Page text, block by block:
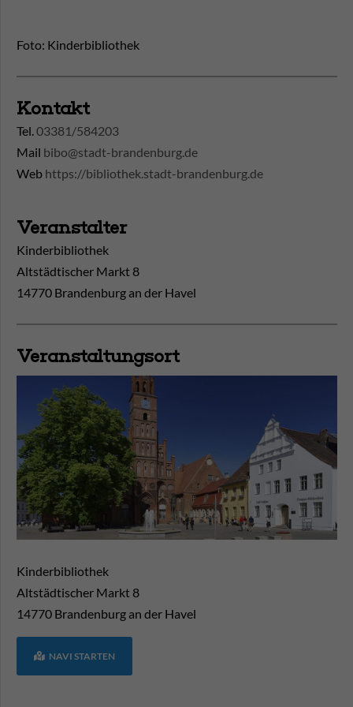
Foto: Kinderbibliothek
Kontakt
Tel.03381/584203
Mail bibo@stadt-brandenburg.de
Web https://bibliothek.stadt-brandenburg.de
Veranstalter
Kinderbibliothek
Altstädtischer Markt 8
14770 Brandenburg an der Havel
Veranstaltungsort
Kinderbibliothek
Altstädtischer Markt 8
14770 Brandenburg an der Havel
NAVI STARTEN